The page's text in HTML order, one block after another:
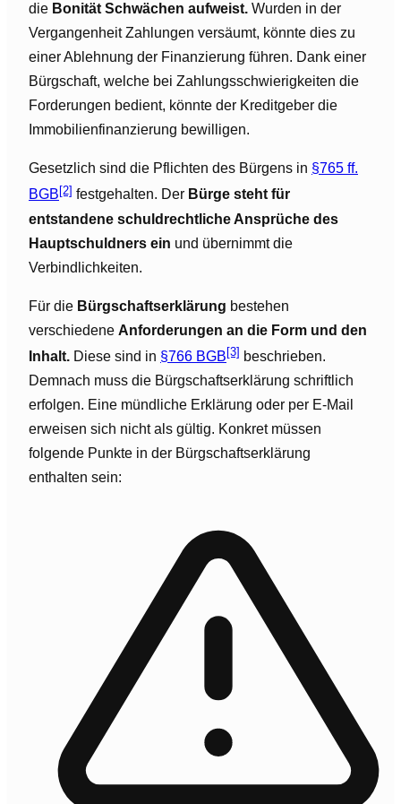
die Bonität Schwächen aufweist. Wurden in der
Vergangenheit Zahlungen versäumt, könnte dies zu
einer Ablehnung der Finanzierung führen. Dank einer
Bürgschaft, welche bei Zahlungsschwierigkeiten die
Forderungen bedient, könnte der Kreditgeber die
Immobilienfinanzierung bewilligen.
Gesetzlich sind die Pflichten des Bürgens in §765 ff.
BGB[2] festgehalten. Der Bürge steht für
entstandene schuldrechtliche Ansprüche des
Hauptschuldners ein und übernimmt die
Verbindlichkeiten.
Für die Bürgschaftserklärung bestehen
verschiedene Anforderungen an die Form und den
Inhalt. Diese sind in §766 BGB [3] beschrieben.
Demnach muss die Bürgschaftserklärung schriftlich
erfolgen. Eine mündliche Erklärung oder per E-Mail
erweisen sich nicht als gültig. Konkret müssen
folgende Punkte in der Bürgschaftserklärung
enthalten sein: